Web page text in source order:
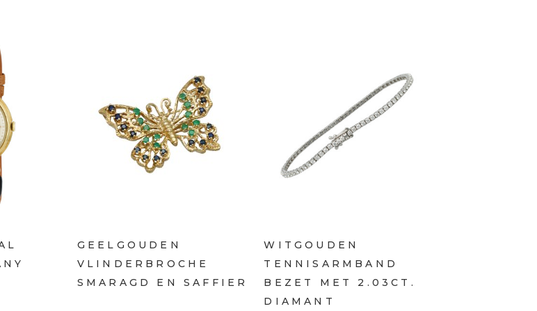
GEELGOUDEN
VLINDERBROCHE
SMARAGD EN SAFFIER
WITGOUDEN
TENNISARMBAND
BEZET MET 2.03CT.
DIAMANT